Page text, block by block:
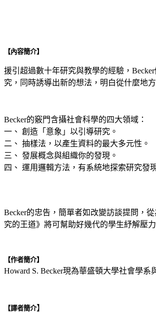
【內容簡介】
援引超過數十年研究與教學的經驗，
究，同時誘導出新的想法，明白從什麼地
Becker的竅門含攝社會科學的四大領域：
一、 創造「意象」以引導研究。
二、 抽樣法，以產生資料的最大多元性。
三、 發展概念與組織你的發現。
四、 運用邏輯方法，有系統地探索研究發
Becker的忠告，簡單者如改變訪談提問，
究的王道》將可幫助好幾代的學生紓解壓
【作者簡介】
Howard S. Becker現為華盛頓大學社會學
【譯者簡介】